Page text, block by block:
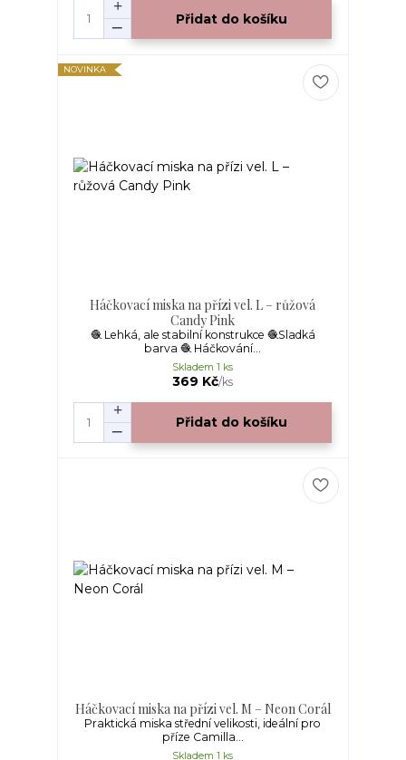
Přidat do košíku
NOVINKA
Háčkovací miska na přízi vel. L – růžová
Candy Pink
🧶 Lehká, ale stabilní konstrukce 🧶Sladká
barva 🧶 Háčkování...
369 Kč/ks
Skladem 1 ks
Přidat do košíku
Háčkovací miska na přízi vel. M – Neon Corál
Praktická miska střední velikosti, ideální pro
příze Camilla...
Skladem 1 ks